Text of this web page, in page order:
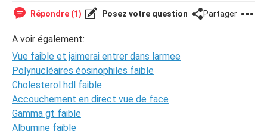
Répondre (1) Posez votre question Partager
A voir également:
Vue faible et jaimerai entrer dans larmee
Polynucléaires éosinophiles faible
Cholesterol hdl faible
Accouchement en direct vue de face
Gamma gt faible
Albumine faible